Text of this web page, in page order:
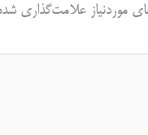
موردنیاز علامت‌گذاری